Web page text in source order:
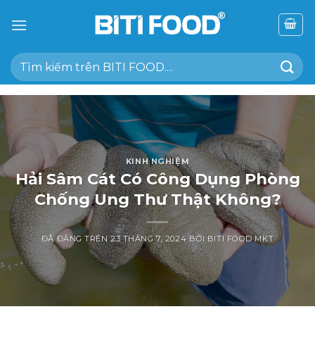
đến
dung
Tìm
kiếm:
KINH NGHIỆM
Hải Sâm Cát Có Công Dụng Phòng
Chống Ung Thư Thật Không?
ĐÃ ĐĂNG TRÊN23 THÁNG 7, 2024 BỞI BITI FOOD MKT